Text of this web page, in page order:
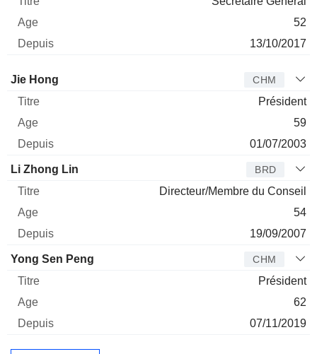
52
13/10/2017
Administrateur
Jie Hong CHM
Président
59
01/07/2003
Li Zhong Lin BRD
Directeur/Membre du Conseil
54
19/09/2007
Yong Sen Peng CHM
Président
62
07/11/2019